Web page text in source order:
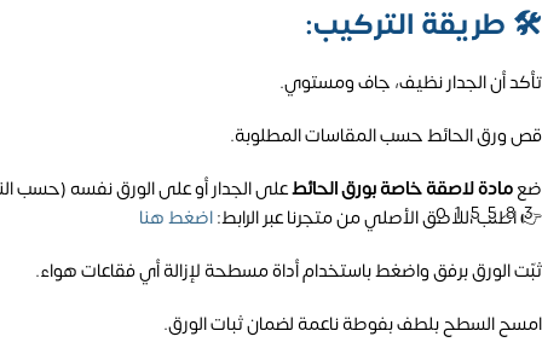
🛠️ طريقة التركيب:
تأكد أن الجدار نظيف، جاف ومستوي.
قص ورق الحائط حسب المقاسات المطلوبة.
ضعمادة لاصقة خاصة بورق الحائطعلى الجدار أو على الورق نفسه (حسب
👉 اطلب اللاصق الأصلي من متجرنا عبر الرابط:اضغط هنا
ثبّت الورق برفق واضغط باستخدام أداة مسطحة لإزالة أي فقاعات هواء.
امسح السطح بلطف بفوطة ناعمة لضمان ثبات الورق.